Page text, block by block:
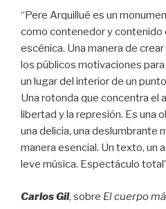
“Pere Arquillué es un
como contenedor y contenido
escénica. Una manera de
los públicos motivaciones
un lugar del interior de un
Una rotonda que concentra el
libertad y la represión. Es una
una delicia, una deslumbrante
manera esencial. Un texto, un
leve música. Espectáculo
Carlos Gil, sobre El cuerpo